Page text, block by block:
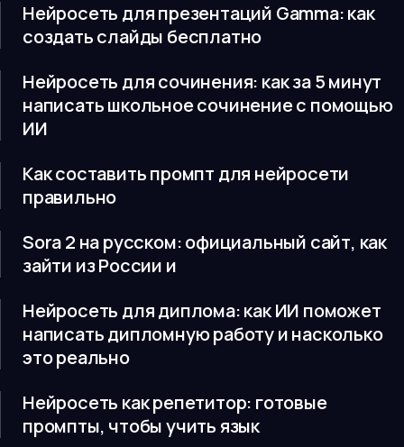
Нейросеть для презентаций Gamma: как
создать слайды бесплатно
Нейросеть для сочинения: как за 5 минут
написать школьное сочинение с помощью
ИИ
Как составить промпт для нейросети
правильно
Sora 2 на русском: официальный сайт, как
зайти из России и
Нейросеть для диплома: как ИИ поможет
написать дипломную работу и насколько
это реально
Нейросеть как репетитор: готовые
промпты, чтобы учить язык